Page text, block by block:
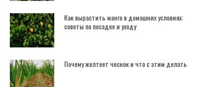
Как вырастить манго в домашних условиях:
советы по посадке и уходу
Почему желтеет чеснок и что с этим делать